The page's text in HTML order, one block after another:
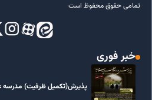
تمامی حقوق محفوظ است
خبر فوری
پذیرش(تکمیل ظرفیت) مدرسه